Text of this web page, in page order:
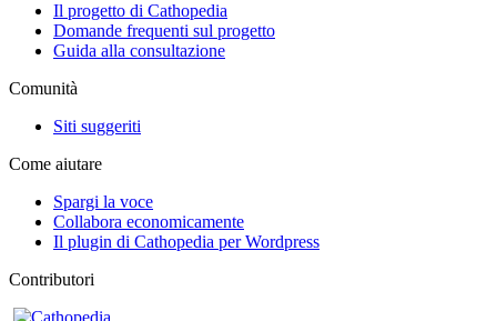
Il progetto di Cathopedia
Domande frequenti sul progetto
Guida alla consultazione
Comunità
Siti suggeriti
Come aiutare
Spargi la voce
Collabora economicamente
Il plugin di Cathopedia per Wordpress
Contributori